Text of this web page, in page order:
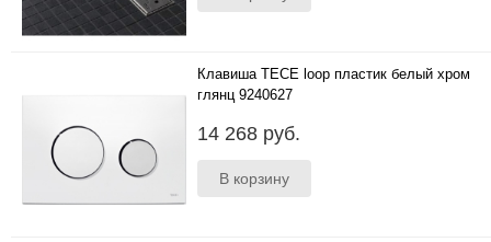
Клавиша TECE loop пластик белый хром
глянц 9240627
14 268 руб.